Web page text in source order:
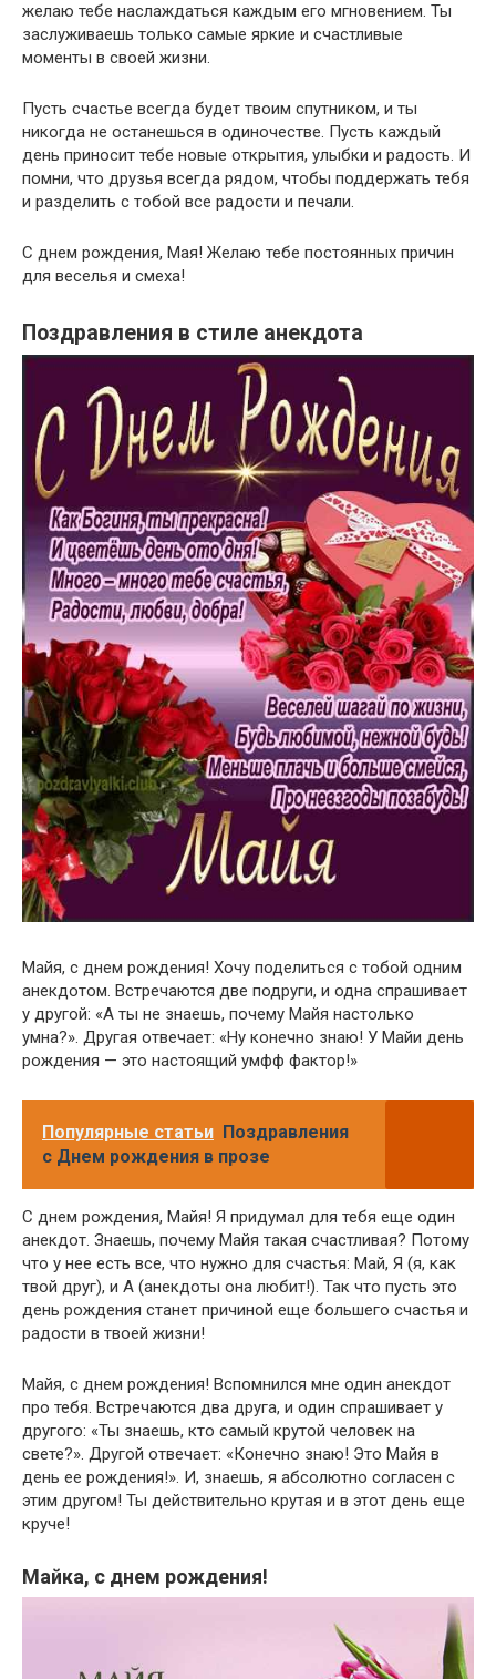
желаю тебе наслаждаться каждым его мгновением. Ты
заслуживаешь только самые яркие и счастливые
моменты в своей жизни.
Пусть счастье всегда будет твоим спутником, и ты
никогда не останешься в одиночестве. Пусть каждый
день приносит тебе новые открытия, улыбки и радость. И
помни, что друзья всегда рядом, чтобы поддержать тебя
и разделить с тобой все радости и печали.
С днем рождения, Мая! Желаю тебе постоянных причин
для веселья и смеха!
Поздравления в стиле анекдота
Майя, с днем рождения! Хочу поделиться с тобой одним
анекдотом. Встречаются две подруги, и одна спрашивает
у другой: «А ты не знаешь, почему Майя настолько
умна?». Другая отвечает: «Ну конечно знаю! У Майи день
рождения — это настоящий умфф фактор!»
Популярные статьи Поздравления
с Днем рождения в прозе
С днем рождения, Майя! Я придумал для тебя еще один
анекдот. Знаешь, почему Майя такая счастливая? Потому
что у нее есть все, что нужно для счастья: Май, Я (я, как
твой друг), и А (анекдоты она любит!). Так что пусть это
день рождения станет причиной еще большего счастья и
радости в твоей жизни!
Майя, с днем рождения! Вспомнился мне один анекдот
про тебя. Встречаются два друга, и один спрашивает у
другого: «Ты знаешь, кто самый крутой человек на
свете?». Другой отвечает: «Конечно знаю! Это Майя в
день ее рождения!». И, знаешь, я абсолютно согласен с
этим другом! Ты действительно крутая и в этот день еще
круче!
Майка, с днем рождения!